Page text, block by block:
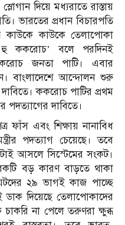
দিয়ে মধ্যরাতে রাস্তায়
ভারতের প্রধান বিচারপতি
কাউকে কাউকে তেলাপোকা
হু ককরোচ’ বলে পরদিনই
জনতা পাটি। এবার
বাংলাদেশে আন্দোলন শুরু
ককরোচ পাটির প্রথম
পদত্যাগের দাবিতে।
ফাঁস এবং শিক্ষায় নানাবিধ
পদত্যাগ চেয়েছে। তবে
আসলে সিস্টেমের সংকট।
বড় কারণ বাড়তে থাকা
২৯ ভাগই কাজ পাচ্ছে
দিয়েছে তেলাপোকাদের
না পেলে তরুণরা ক্ষুব্ধ